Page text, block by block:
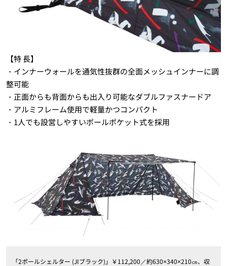
【特 長】
・インナーウォールを通気性抜群の全面メッシュインナーに調
整可能
・正面からも背面からも出入り可能なダブルファスナードア
・アルミフレーム使用で軽量かつコンパクト
・1人でも設営しやすいポールポケット式を採用
「2ポールシェルター (JIブラック)」￥112,200／約630×340×210㎝、収